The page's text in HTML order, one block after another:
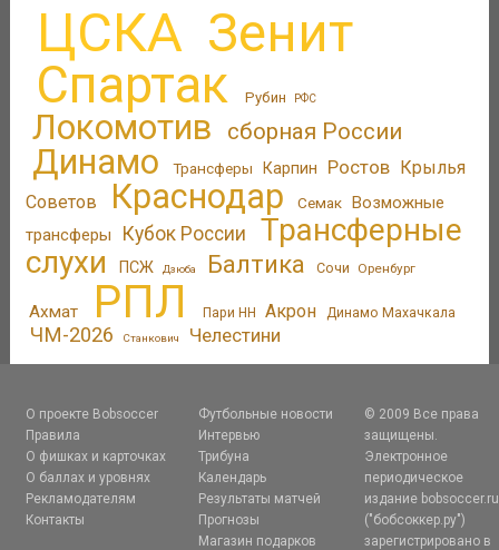
ЦСКА Зенит
Спартак Рубин РФС
Локомотив сборная России
Динамо Трансферы Карпин Ростов
Крылья
Советов
Краснодар Семак Возможные
трансферы
Кубок России
Трансферные
слухи
ПСЖ Дзюба Балтика Сочи Оренбург
Ахмат РПЛ Пари НН Акрон Динамо Махачкала
ЧМ-2026 Станкович Челестини
О проекте Bobsoccer
Правила
О фишках и карточках
О баллах и уровнях
Рекламодателям
Контакты
Футбольные новости
Интервью
Трибуна
Календарь
Результаты матчей
Прогнозы
Магазин подарков
© 2009 Все права
защищены.
Электронное
периодическое
издание bobsoccer.ru
("бобсоккер.ру")
зарегистрировано в